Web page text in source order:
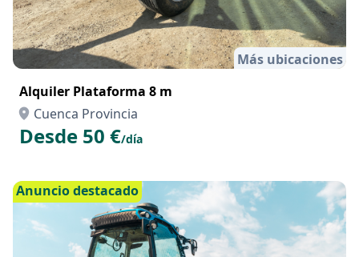
Más ubicaciones
Alquiler Plataforma 8 m
Cuenca Provincia
Desde 50 €/día
Anuncio destacado